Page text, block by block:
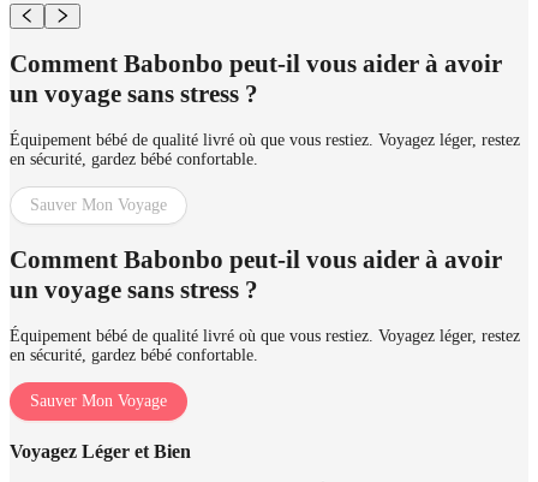
Comment Babonbo peut-il vous aider à avoir
un voyage sans stress ?
Équipement bébé de qualité livré où que vous restiez. Voyagez léger, restez
en sécurité, gardez bébé confortable.
Sauver Mon Voyage
Comment Babonbo peut-il vous aider à avoir
un voyage sans stress ?
Équipement bébé de qualité livré où que vous restiez. Voyagez léger, restez
en sécurité, gardez bébé confortable.
Sauver Mon Voyage
Voyagez Léger et Bien